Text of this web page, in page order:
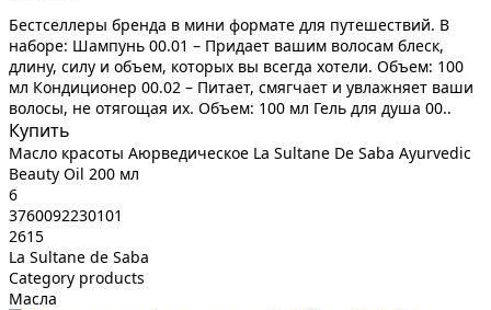
Бестселлеры бренда в мини формате для путешествий. В
наборе: Шампунь 00.01 – Придает вашим волосам блеск,
длину, силу и объем, которых вы всегда хотели. Объем: 100
мл Кондиционер 00.02 – Питает, смягчает и увлажняет ваши
волосы, не отягощая их. Объем: 100 мл Гель для душа 00..
Купить
Масло красоты Аюрведическое La Sultane De Saba Ayurvedic
Beauty Oil 200 мл
6
3760092230101
2615
La Sultane de Saba
Category products
Масла